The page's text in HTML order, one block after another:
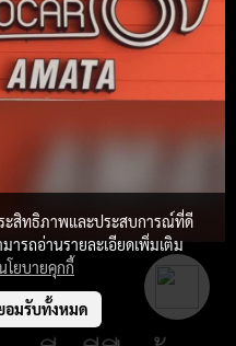
ะสิทธิภาพและประสบการณ์ที่ดี
ารถอ่านรายละเอียดเพิ่มเติม
โยบายคุกกี้
อมรับทั้งหมด